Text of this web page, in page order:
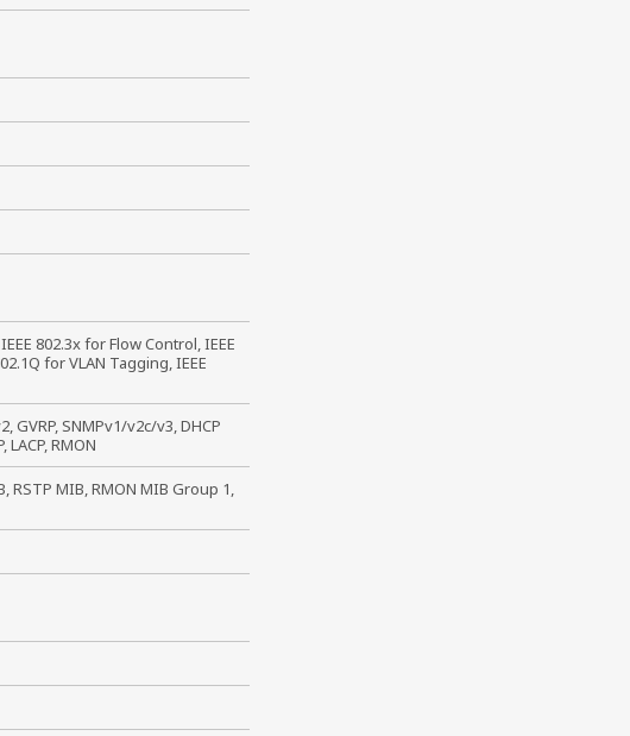
802.3x for Flow Control, IEEE
for VLAN Tagging, IEEE
GVRP, SNMPv1/v2c/v3, DHCP
LACP, RMON
RSTP MIB, RMON MIB Group 1,